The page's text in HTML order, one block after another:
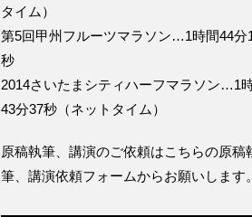
タイム）
第5回甲州フルーツマラソン…1時間44分
秒
2014さいたまシティハーフマラソン…1
43分37秒（ネットタイム）
原稿執筆、講演のご依頼はこちらの原稿
筆、講演依頼フォームからお願いします。